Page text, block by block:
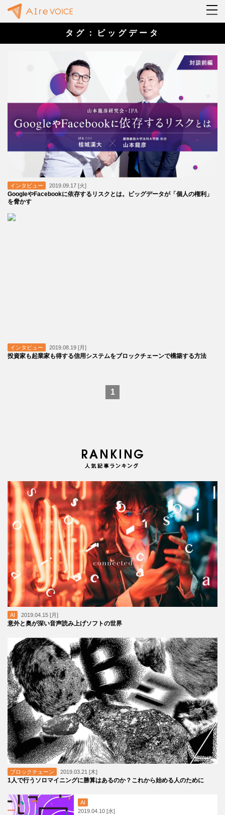
タグ：ビッグデータ
インタビュー 2019.09.17 [火]
GoogleやFacebookに依存するリスクとは。ビッグデータが「個人の権利」
を脅かす
インタビュー 2019.08.19 [月]
投資家も起業家も得する信用システムをブロックチェーンで構築する方法
1
AI 2019.04.15 [月]
意外と奥が深い音声読み上げソフトの世界
ブロックチェーン 2019.03.21 [木]
1人で行うソロマイニングに勝算はあるのか？これから始める人のために
AI
2019.04.10 [水]